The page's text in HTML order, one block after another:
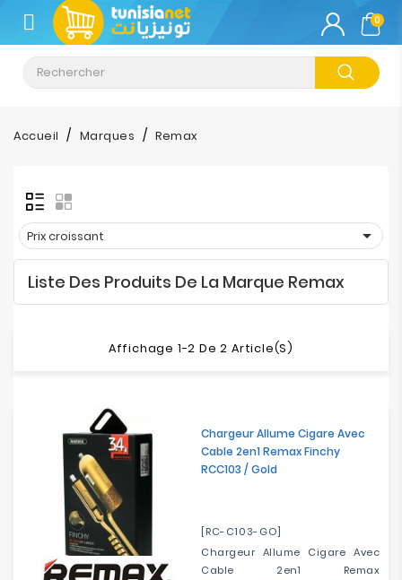
CATÉGORIE
Climatisation
Informatique
&
Tablette
Impression
Electroménager
Bureautique
Réseau
Sécurité
0
Accueil Marques Remax
Prix croissant 
Liste Des Produits De La Marque Remax
Affichage 1-2 De 2 Article(s)
Chargeur Allume Cigare Avec
Cable 2en1 Remax Finchy
RCC103 / Gold
[RC-C103-GO]
Chargeur Allume Cigare Avec
Cable 2en1 Remax